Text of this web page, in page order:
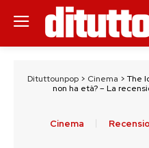
Dituttounpop> Cinema > The
non ha età? – La
Cinema